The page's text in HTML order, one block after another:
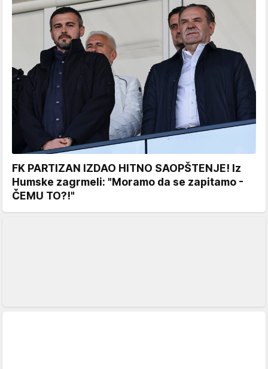
FK PARTIZAN IZDAO HITNO SAOPŠTENJE! Iz
Humske zagrmeli: "Moramo da se zapitamo -
ČEMU TO?!"